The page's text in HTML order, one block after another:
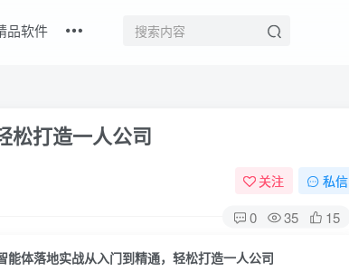
品软件
松打造一人公司
关注 私信
0 35 15
能体落地实战从入门到精通，轻松打造一人公司